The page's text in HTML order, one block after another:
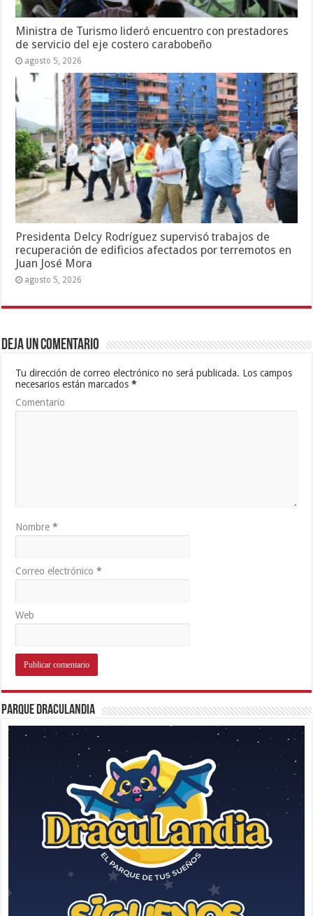
Ministra de Turismo lideró encuentro con prestadores
de servicio del eje costero carabobeño
agosto 5, 2026
Presidenta Delcy Rodríguez supervisó trabajos de
recuperación de edificios afectados por terremotos en
Juan José Mora
agosto 5, 2026
Deja un comentario
Tu dirección de correo electrónico no será publicada. Los campos
necesarios están marcados*
Comentario
Nombre*
Correo electrónico*
Web
Parque Draculandia